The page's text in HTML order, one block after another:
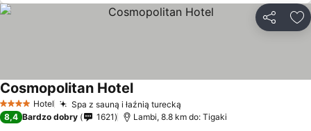
4 KategoriaHotel Spa z sauną i łaźnią turecką
Cosmopolitan Hotel
8,4 Bardzo dobry 1621 Lambi, 8.8 km do: Tigaki